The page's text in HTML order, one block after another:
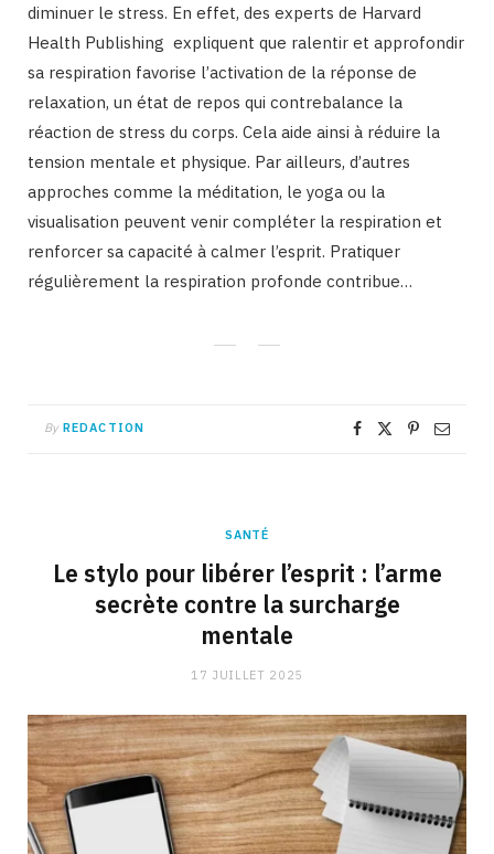
diminuer le stress. En effet, des experts de Harvard
Health Publishing expliquent que ralentir et approfondir
sa respiration favorise l’activation de la réponse de
relaxation, un état de repos qui contrebalance la
réaction de stress du corps. Cela aide ainsi à réduire la
tension mentale et physique. Par ailleurs, d’autres
approches comme la méditation, le yoga ou la
visualisation peuvent venir compléter la respiration et
renforcer sa capacité à calmer l’esprit. Pratiquer
régulièrement la respiration profonde contribue…
By REDACTION
SANTÉ
Le stylo pour libérer l’esprit : l’arme
secrète contre la surcharge
mentale
17 JUILLET 2025